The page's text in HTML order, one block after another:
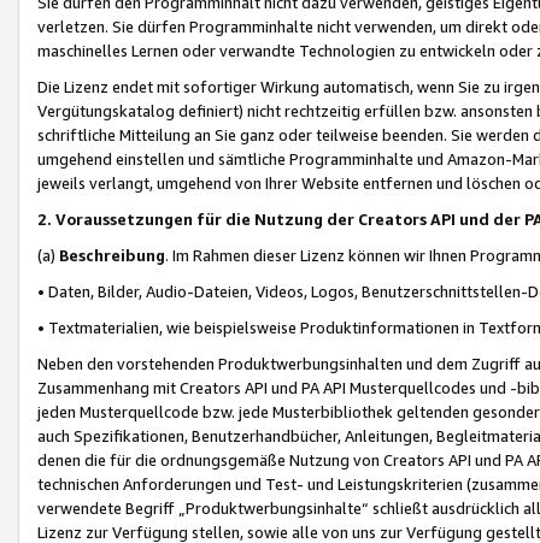
verletzen. Sie dürfen Programminhalte nicht verwenden, um direkt
maschinelles Lernen oder verwandte Technologien zu entwickeln
Die Lizenz endet mit sofortiger Wirkung automatisch, wenn Sie zu
Vergütungskatalog definiert) nicht rechtzeitig erfüllen bzw. ansonsten
schriftliche Mitteilung an Sie ganz oder teilweise beenden. Sie werden
umgehend einstellen und sämtliche Programminhalte und Amazon-
jeweils verlangt, umgehend von Ihrer Website entfernen und löschen
2. Voraussetzungen für die Nutzung der Creators API und der
(a) Beschreibung. Im Rahmen dieser Lizenz können wir Ihnen
• Daten, Bilder, Audio-Dateien, Videos, Logos, Benutzerschnittstellen-
• Textmaterialien, wie beispielsweise Produktinformationen in
Neben den vorstehenden Produktwerbungsinhalten und dem Zugriff
Zusammenhang mit Creators API und PA API Musterquellcodes und
jeden Musterquellcode bzw. jede Musterbibliothek geltenden
auch Spezifikationen, Benutzerhandbücher, Anleitungen,
denen die für die ordnungsgemäße Nutzung von Creators API und PA
technischen Anforderungen und Test- und Leistungskriterien
verwendete Begriff „Produktwerbungsinhalte“ schließt ausdrücklich
Lizenz zur Verfügung stellen, sowie alle von uns zur Verfügung